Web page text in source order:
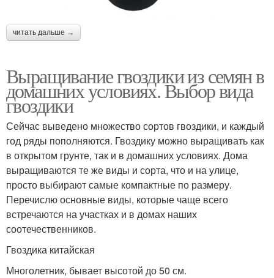
читать дальше →
Выращивание гвоздики из семян в
домашних условиях. Выбор вида
гвоздики
Сейчас выведено множество сортов гвоздики, и каждый
год ряды пополняются. Гвоздику можно выращивать как
в открытом грунте, так и в домашних условиях. Дома
выращиваются те же виды и сорта, что и на улице,
просто выбирают самые компактные по размеру.
Перечислю основные виды, которые чаще всего
встречаются на участках и в домах наших
соотечественников.
Гвоздика китайская
Многолетник, бывает высотой до 50 см.